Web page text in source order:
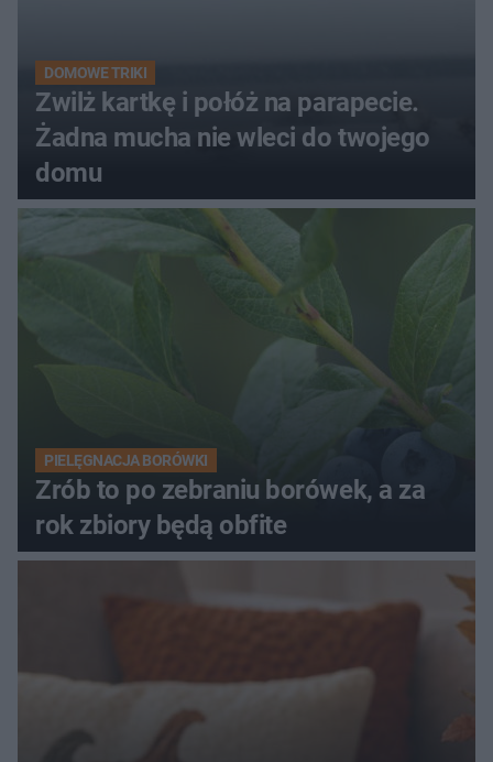
DOMOWE TRIKI
Zwilż kartkę i połóż na parapecie.
Żadna mucha nie wleci do twojego
domu
PIELĘGNACJA BORÓWKI
Zrób to po zebraniu borówek, a za
rok zbiory będą obfite